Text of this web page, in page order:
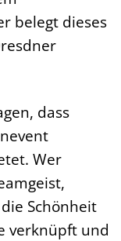
belegt dieses
dass
Wer
Schönheit
verknüpft und